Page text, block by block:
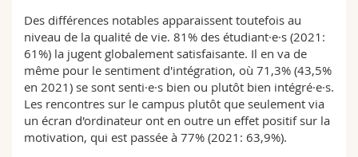
Des différences notables apparaissent toutefois au
niveau de la qualité de vie. 81% des étudiant·e·s (2021:
61%) la jugent globalement satisfaisante. Il en va de
même pour le sentiment d'intégration, où 71,3% (43,5%
en 2021) se sont senti·e·s bien ou plutôt bien intégré·e·s.
Les rencontres sur le campus plutôt que seulement via
un écran d'ordinateur ont en outre un effet positif sur la
motivation, qui est passée à 77% (2021: 63,9%).